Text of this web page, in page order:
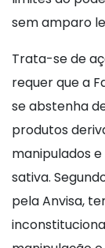
sem amparo
Trata-se de
requer que a
se abstenha
produtos
manipulados
sativa.
pela Anvisa,